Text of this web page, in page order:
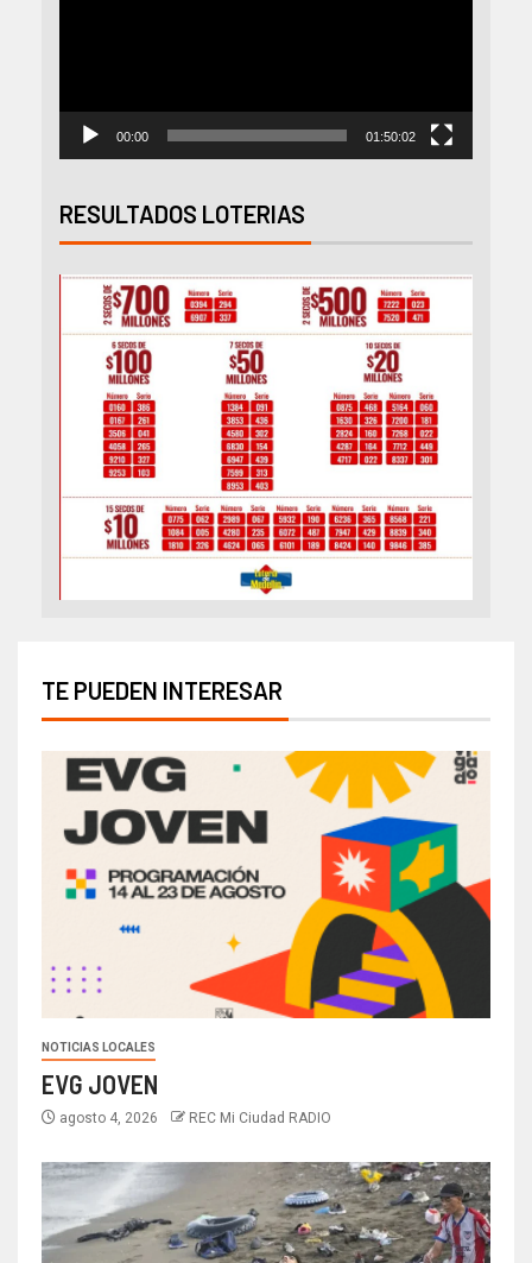
00:00 01:50:02
RESULTADOS LOTERIAS
TE PUEDEN INTERESAR
NOTICIAS LOCALES
EVG JOVEN
agosto 4, 2026 REC Mi Ciudad RADIO